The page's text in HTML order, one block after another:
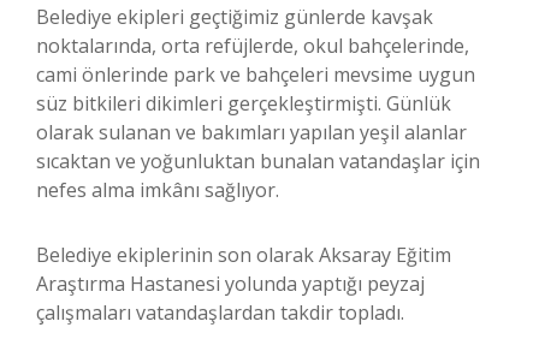
Belediye ekipleri geçtiğimiz günlerde kavşak
noktalarında, orta refüjlerde, okul bahçelerinde,
cami önlerinde park ve bahçeleri mevsime uygun
süz bitkileri dikimleri gerçekleştirmişti. Günlük
olarak sulanan ve bakımları yapılan yeşil alanlar
sıcaktan ve yoğunluktan bunalan vatandaşlar için
nefes alma imkânı sağlıyor.
Belediye ekiplerinin son olarak Aksaray Eğitim
Araştırma Hastanesi yolunda yaptığı peyzaj
çalışmaları vatandaşlardan takdir topladı.